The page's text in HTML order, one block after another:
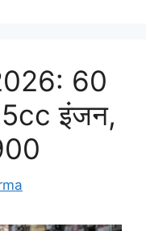
60
इंजन,